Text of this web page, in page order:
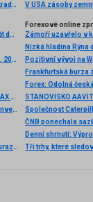
Jak obchodují profíci: Fibonacci trading - systém úspěšných traderů
V USA zásoby
Zlato vyráží k novým maximům: Tři důvody, proč žlutý kov opět dominuje
Krypto šeptanda: Co přinesl poslední týden v kryptosvětě (7. 8. 2026)
Analýza DAX, Nasdaq, EUR/USD: Zlepšený sentiment poslal DAX na nová maxima
Praktické okénko: Bitcoin aktuálně jako spekulativní, nikoli investiční aktivum
Akciová analýza: Výsledky McDonald’s nepotěšily, ale ani neurazily. Jakou vizi společnost prezentovala?
Forexové online
Nízká hladina
Pozitivní vývoj na
Frankfurtská burza
Denní shrnutí:
Tři trhy, které